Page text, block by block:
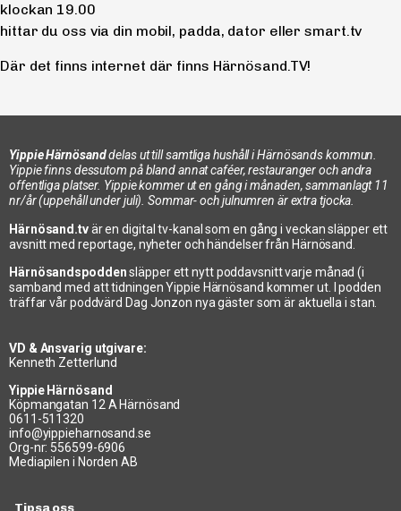
klockan 19.00
hittar du oss via din mobil, padda, dator eller smart.tv
Där det finns internet där finns Härnösand.TV!
Yippie Härnösanddelas ut till samtliga hushåll i Härnösands kommun.
Yippie finns dessutom på bland annat caféer, restauranger och andra
offentliga platser. Yippie kommer ut en gång i månaden, sammanlagt 11
nr/år (uppehåll under juli). Sommar- och julnumren är extra tjocka.
Härnösand.tvär en digital tv-kanal som en gång i veckan släpper ett
avsnitt med reportage, nyheter och händelser från Härnösand.
Härnösandspoddensläpper ett nytt poddavsnitt varje månad (i
samband med att tidningen Yippie Härnösand kommer ut. I podden
träffar vår poddvärd Dag Jonzon nya gäster som är aktuella i stan.
VD & Ansvarig utgivare:
Kenneth Zetterlund
Yippie Härnösand
Köpmangatan 12 A Härnösand
0611-511320
info@yippieharnosand.se
Org-nr: 556599-6906
Mediapilen i Norden AB